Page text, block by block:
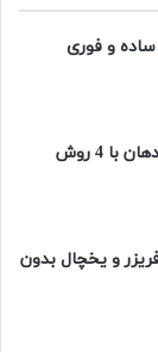
از بین بردن بوی سیر در غذا و دهان با 4 روش
و یخچال بدون